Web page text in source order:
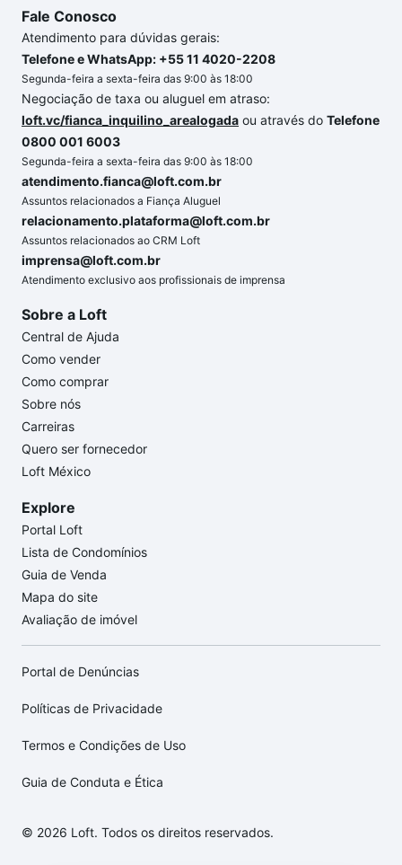
Fale Conosco
Atendimento para dúvidas gerais:
Telefone e WhatsApp: +55 11 4020-2208
Segunda-feira a sexta-feira das 9:00 às 18:00
Negociação de taxa ou aluguel em atraso:
loft.vc/fianca_inquilino_arealogada ou através do Telefone
0800 001 6003
Segunda-feira a sexta-feira das 9:00 às 18:00
atendimento.fianca@loft.com.br
Assuntos relacionados a Fiança Aluguel
relacionamento.plataforma@loft.com.br
Assuntos relacionados ao CRM Loft
imprensa@loft.com.br
Atendimento exclusivo aos profissionais de imprensa
Sobre a Loft
Central de Ajuda
Como vender
Como comprar
Sobre nós
Carreiras
Quero ser fornecedor
Loft México
Explore
Portal Loft
Lista de Condomínios
Guia de Venda
Mapa do site
Avaliação de imóvel
Portal de Denúncias
Políticas de Privacidade
Termos e Condições de Uso
Guia de Conduta e Ética
© 2026 Loft. Todos os direitos reservados.